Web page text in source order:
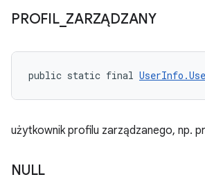
PROFIL_ ZARZĄDZANY
public static final
użytkownik profilu zarządzanego, np.
NULL